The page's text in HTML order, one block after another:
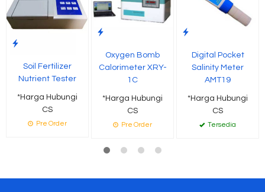
Soil Fertilizer
Nutrient Tester
*Harga Hubungi
CS
Pre Order
Oxygen Bomb
Calorimeter XRY-
1C
*Harga Hubungi
CS
Pre Order
Digital Pocket
Salinity Meter
AMT19
*Harga Hubungi
CS
Tersedia